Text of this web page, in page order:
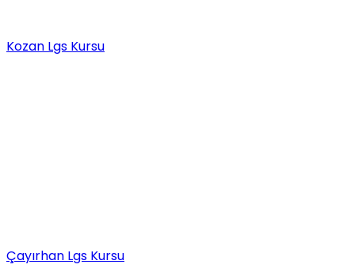
Kozan Lgs Kursu
Çayırhan Lgs Kursu